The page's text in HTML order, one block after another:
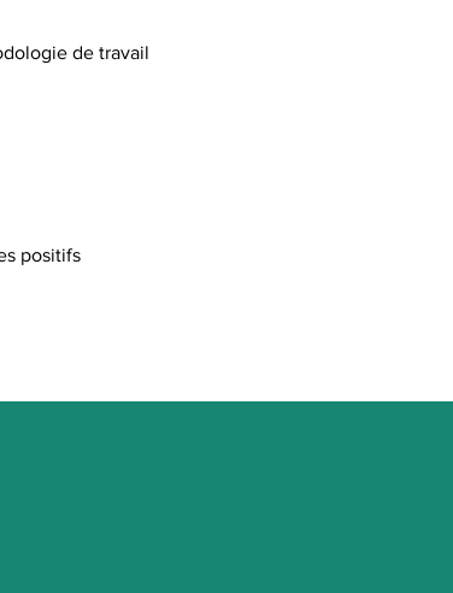
de travail
positifs